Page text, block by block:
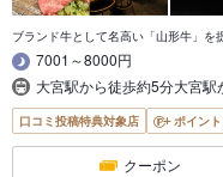
ブランド牛として名高い「山形牛」を
7001～8000円
大宮駅から徒歩約5分大宮駅
口コミ投稿特典対象店 ポイン
クーポン